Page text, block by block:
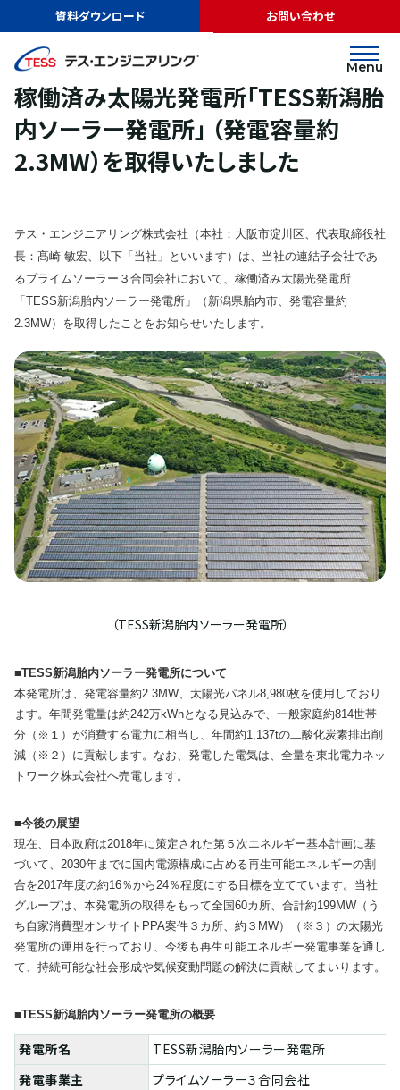
資料ダウンロード お問い合わせ
Menu
ニュース
稼働済み太陽光発電所「TESS新潟胎内ソーラー発電所」
（発電容量約2.3MW）を取得いたしました
リリース
2021.07.01
稼働済み太陽光発電所「TESS新潟胎
内ソーラー発電所」 （発電容量約
2.3MW）を取得いたしました
テス・エンジニアリング株式会社（本社：大阪市淀川区、代表取締役社
長：髙崎 敏宏、以下「当社」といいます）は、当社の連結子会社であ
るプライムソーラー３合同会社において、稼働済み太陽光発電所
「TESS新潟胎内ソーラー発電所」（新潟県胎内市、発電容量約
2.3MW）を取得したことをお知らせいたします。
（TESS新潟胎内ソーラー発電所）
■TESS新潟胎内ソーラー発電所について
本発電所は、発電容量約2.3MW、太陽光パネル8,980枚を使用しており
ます。年間発電量は約242万kWhとなる見込みで、一般家庭約814世帯
分（※１）が消費する電力に相当し、年間約1,137tの二酸化炭素排出削
減（※２）に貢献します。なお、発電した電気は、全量を東北電力ネッ
トワーク株式会社へ売電します。
■今後の展望
現在、日本政府は2018年に策定された第５次エネルギー基本計画に基
づいて、2030年までに国内電源構成に占める再生可能エネルギーの割
合を2017年度の約16％から24％程度にする目標を立てています。当社
グループは、本発電所の取得をもって全国60カ所、合計約199MW（う
ち自家消費型オンサイトPPA案件３カ所、約３MW）（※３）の太陽光
発電所の運用を行っており、今後も再生可能エネルギー発電事業を通し
て、持続可能な社会形成や気候変動問題の解決に貢献してまいります。
■TESS新潟胎内ソーラー発電所の概要
発電所名
TESS新潟胎内ソーラー発電所
発電事業主
プライムソーラー３合同会社